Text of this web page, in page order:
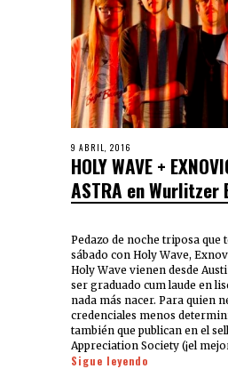
9 ABRIL, 2016
HOLY WAVE +
ASTRA en Wurlitzer
Pedazo de noche triposa que
sábado con Holy Wave,
Holy Wave vienen desde
ser graduado cum laude en
nada más nacer. Para quien
credenciales menos
también que publican en el
Appreciation Society (¡el
Sigue leyendo